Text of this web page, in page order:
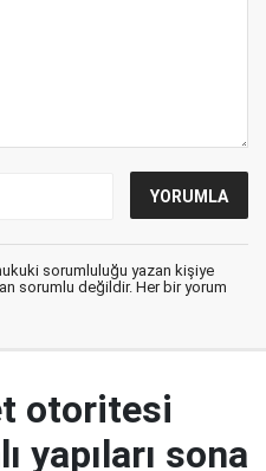
sorumluluğu yazan kişiye
sorumlu değildir. Her bir yorum
otoritesi
yapıları sona